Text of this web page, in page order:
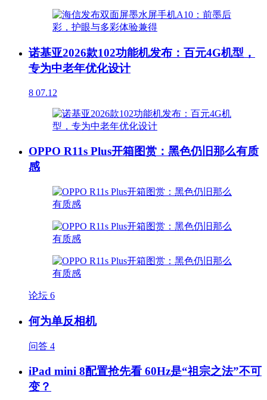
诺基亚2026款102功能机发布：百元4G机型，
专为中老年优化设计
8 07.12
OPPO R11s Plus开箱图赏：黑色仍旧那么有质
感
论坛 6
何为单反相机
问答 4
iPad mini 8配置抢先看 60Hz是“祖宗之法”不可
变？